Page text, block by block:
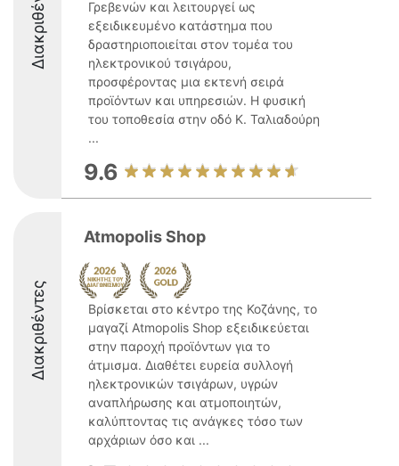
Γρεβενών και λειτουργεί ως
εξειδικευμένο κατάστημα που
δραστηριοποιείται στον τομέα του
ηλεκτρονικού τσιγάρου,
προσφέροντας μια εκτενή σειρά
προϊόντων και υπηρεσιών. Η φυσική
του τοποθεσία στην οδό Κ. Ταλιαδούρη
...
9.6
Διακριθέντες
Atmopolis Shop
Βρίσκεται στο κέντρο της Κοζάνης, το
μαγαζί Atmopolis Shop εξειδικεύεται
στην παροχή προϊόντων για το
άτμισμα. Διαθέτει ευρεία συλλογή
ηλεκτρονικών τσιγάρων, υγρών
αναπλήρωσης και ατμοποιητών,
καλύπτοντας τις ανάγκες τόσο των
αρχάριων όσο και ...